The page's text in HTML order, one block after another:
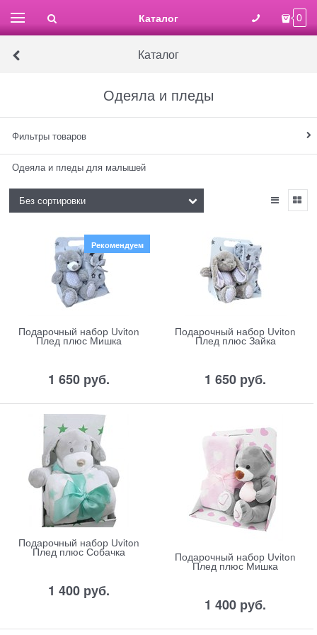
Каталог 0
Каталог
Одеяла и пледы
Фильтры товаров
Одеяла и пледы для малышей
Подарочный набор Uviton
Плед плюс Мишка
1 650 руб.
Рекомендуем
Подарочный набор Uviton
Плед плюс Зайка
1 650 руб.
Подарочный набор Uviton
Плед плюс Собачка
1 400 руб.
Подарочный набор Uviton
Плед плюс Мишка
1 400 руб.